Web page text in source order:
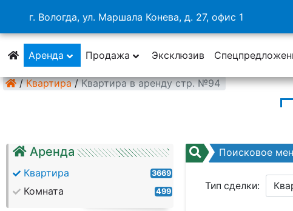
г. Вологда, ул. Маршала Конева, д. 27, офис 1
Аренда Продажа Эксклюзив
/ Квартира / Квартира в аренду стр. №94
Аренда
Квартира 3669
Комната 499
Поисковое
Тип сделки: